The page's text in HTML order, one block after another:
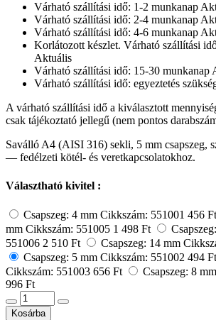
Várható szállítási idő: 1-2 munkanap
Várható szállítási idő: 2-4 munkanap
Várható szállítási idő: 4-6 munkanap
Korlátozott készlet. Várható szállítási
Aktuális
Várható szállítási idő: 15-30 munkanap
Várható szállítási idő: egyeztetés
A várható szállítási idő a kiválasztott
csak tájékoztató jellegű (nem pontos
Saválló A4 (AISI 316) sekli, 5 mm csapszeg,
— fedélzeti kötél- és veretkapcsolatokhoz.
Választható kivitel :
Csapszeg: 4 mm Cikkszám: 551001 456 Ft
mm Cikkszám: 551005 1 498 Ft
551006 2 510 Ft Csapszeg: 14 mm
Csapszeg: 5 mm Cikkszám: 551002 494 Ft
Cikkszám: 551003 656 Ft Csapszeg: 8 mm
996 Ft
Kosárba